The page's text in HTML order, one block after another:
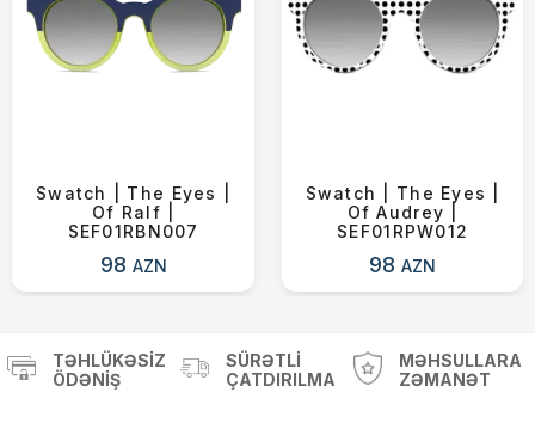
Swatch | The Eyes |
Of Ralf |
SEF01RBN007
98 AZN
Swatch | The Eyes |
Of Audrey |
SEF01RPW012
98AZN
TƏHLÜKƏSIZ
ÖDƏNIŞ
SÜRƏTLI
ÇATDIRILMA
MƏHSULLARA
ZƏMANƏT